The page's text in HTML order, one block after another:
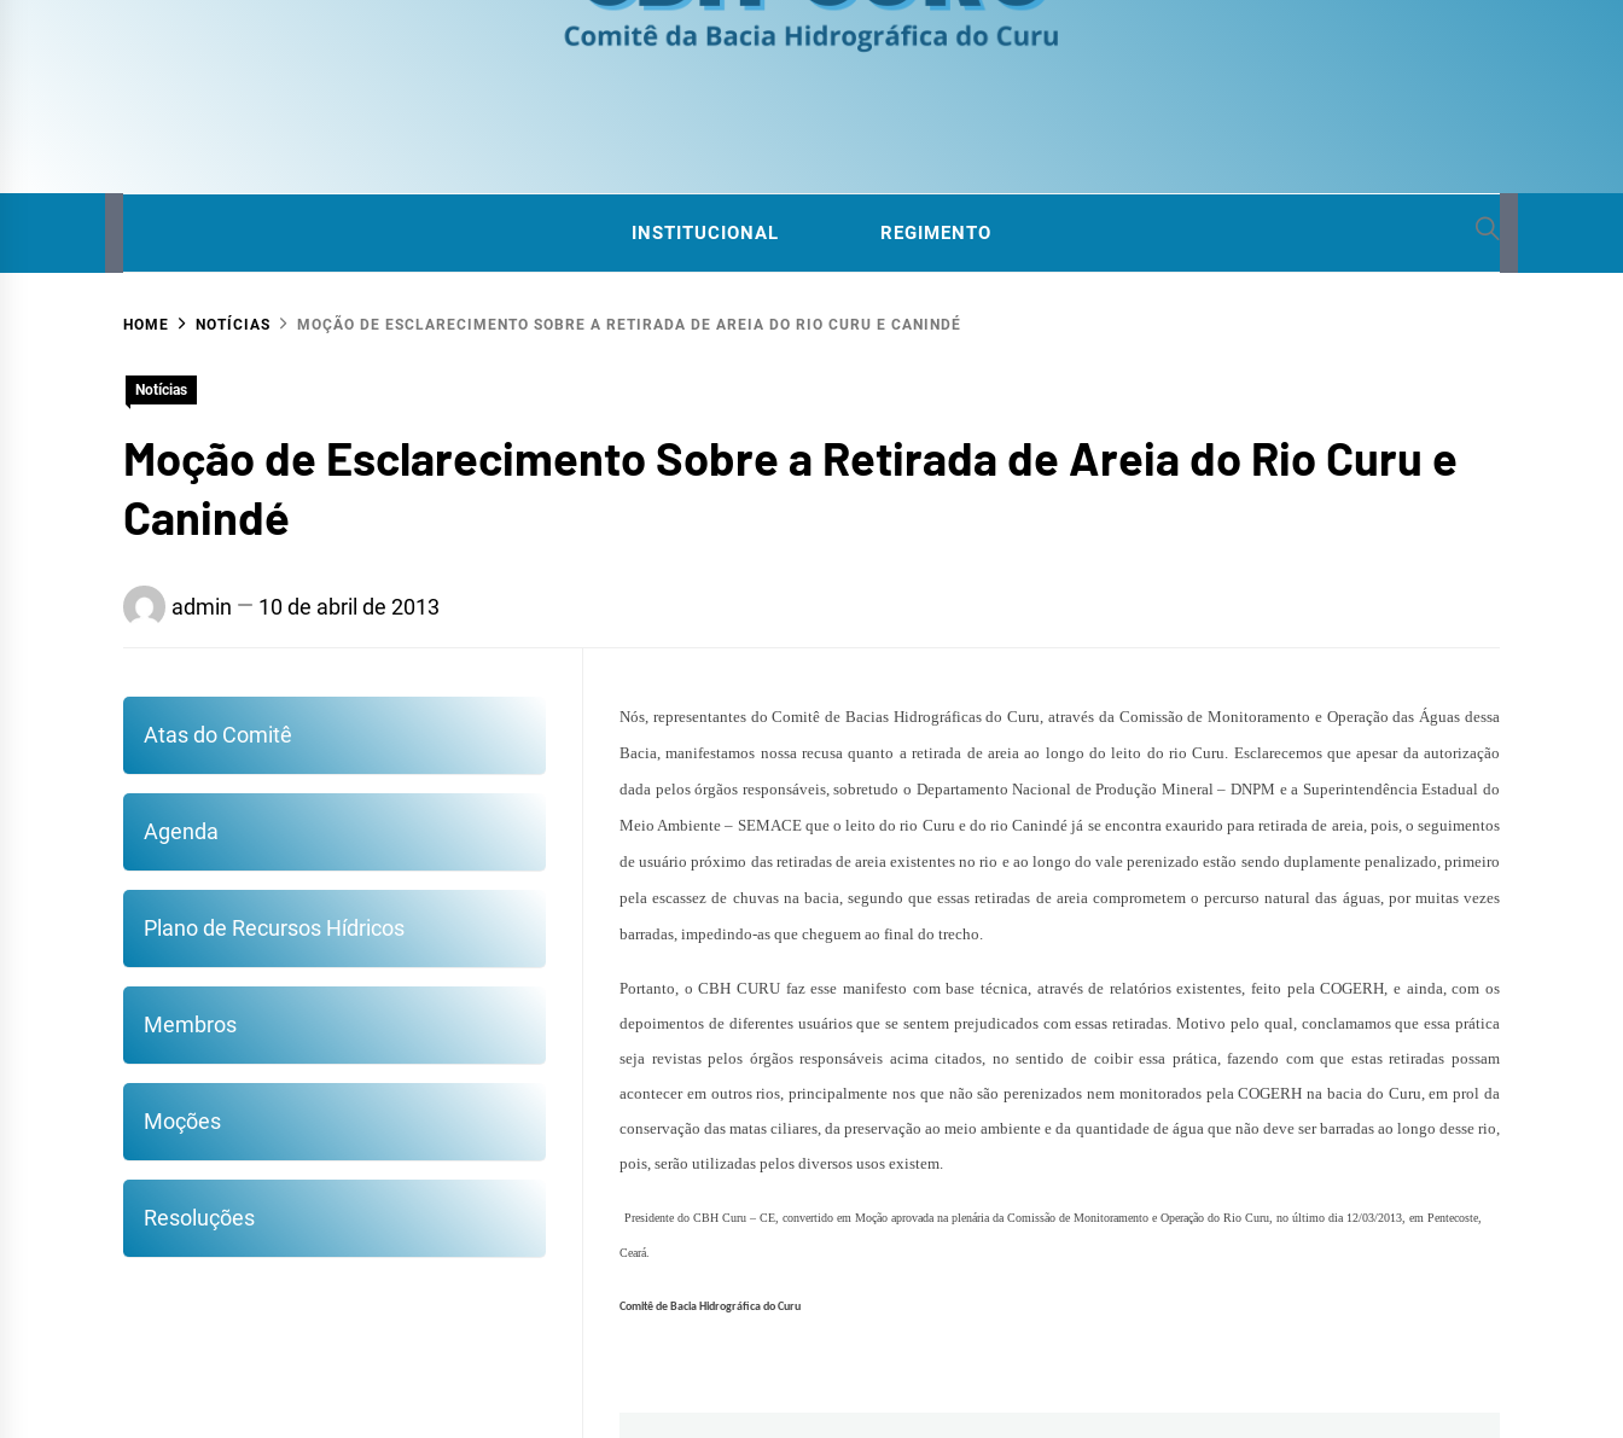
COMITÊ DA BACIA
HIDROGRÁFICA DO
INSTITUCIONAL REGIMENTO
HOME NOTÍCIAS MOÇÃO DE ESCLARECIMENTO SOBRE A RETIRADA DE AREIA DO RIO CURU E CANINDÉ
Notícias
Moção de Esclarecimento Sobre a Retirada de Areia do Rio Curu e
Canindé
admin 10 de abril de 2013
Nós, representantes do Comitê de Bacias Hidrográficas do Curu, através da Comissão de Monitoramento e Operação das Águas dessa
Bacia, manifestamos nossa recusa quanto a retirada de areia ao longo do leito do rio Curu. Esclarecemos que apesar da autorização
dada pelos órgãos responsáveis, sobretudo o Departamento Nacional de Produção Mineral – DNPM e a Superintendência Estadual do
Meio Ambiente – SEMACE que o leito do rio Curu e do rio Canindé já se encontra exaurido para retirada de areia, pois, o seguimentos
de usuário próximo das retiradas de areia existentes no rio e ao longo do vale perenizado estão sendo duplamente penalizado, primeiro
pela escassez de chuvas na bacia, segundo que essas retiradas de areia comprometem o percurso natural das águas, por muitas vezes
barradas, impedindo-as que cheguem ao final do trecho.
Portanto, o CBH CURU faz esse manifesto com base técnica, através de relatórios existentes, feito pela COGERH, e ainda, com os
depoimentos de diferentes usuários que se sentem prejudicados com essas retiradas. Motivo pelo qual, conclamamos que essa prática
seja revistas pelos órgãos responsáveis acima citados, no sentido de coibir essa prática, fazendo com que estas retiradas possam
acontecer em outros rios, principalmente nos que não são perenizados nem monitorados pela COGERH na bacia do Curu, em prol da
conservação das matas ciliares, da preservação ao meio ambiente e da quantidade de água que não deve ser barradas ao longo desse rio,
pois, serão utilizadas pelos diversos usos existem.
Presidente do CBH Curu – CE, convertido em Moção aprovada na plenária da Comissão de Monitoramento e Operação do Rio Curu, no último dia 12/03/2013, em Pentecoste,
Ceará.
Comitê de Bacia Hidrográfica do Curu
Atas do Comitê
Agenda
Plano de Recursos Hídricos
Membros
Moções
Resoluções